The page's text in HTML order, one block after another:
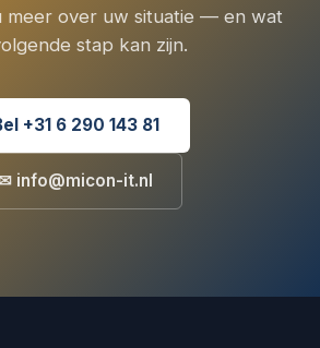
meer over uw situatie — en wat
stap kan zijn.
+31 6 290 143 81
✉ info@micon-it.nl